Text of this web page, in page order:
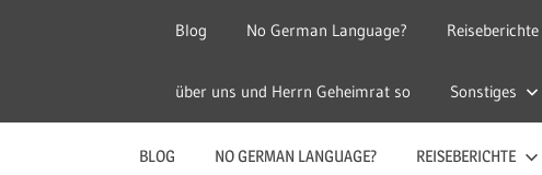
Reise
Guckloch
Geheimrat
auf
Reisen
Blog No German Language? Reiseberichte
über uns und Herrn Geheimrat so Sonstiges
BLOG NO GERMAN LANGUAGE? REISEBERICHTE